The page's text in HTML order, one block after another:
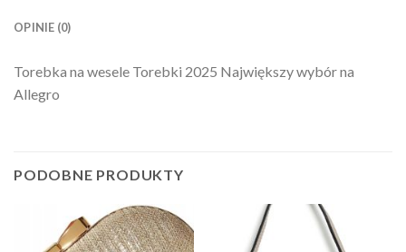
OPINIE (0)
Torebka na wesele Torebki 2025 Największy wybór na
Allegro
PODOBNE PRODUKTY